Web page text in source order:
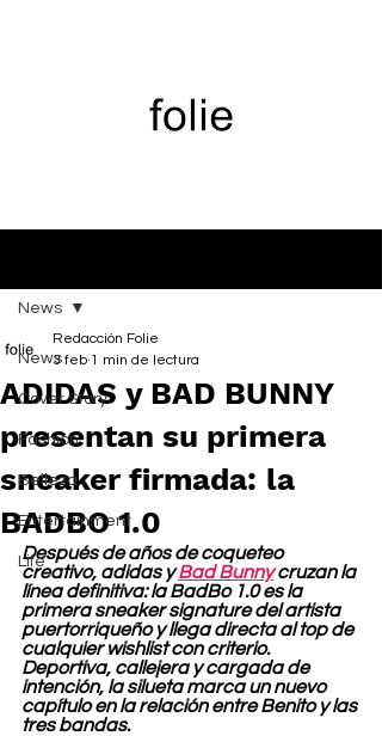
News
Cover Story
Fashion
Belleza
Entertainment
Life
News
ADIDAS y BAD BUNNY
presentan su primera
sneaker firmada: la
BADBO 1.0
Redacción Folie
3 feb 1 min de lectura
Después de años de coqueteo
creativo, adidas y Bad Bunny cruzan la
línea definitiva: la BadBo 1.0 es la
primera sneaker signature del artista
puertorriqueño y llega directa al top de
cualquier wishlist con criterio.
Deportiva, callejera y cargada de
intención, la silueta marca un nuevo
capítulo en la relación entre Benito y las
tres bandas.